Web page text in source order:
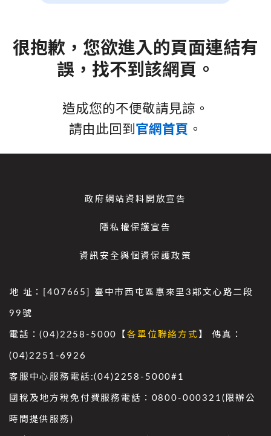
很抱歉，您欲進入的頁面連結有
誤，找不到該網頁。
造成您的不便敬請見諒。
請由此回到官網首頁 。
政府網站資料開放宣告
隱私權保護宣告
資訊安全與個資保護政策
地 址：[407665] 臺中市西屯區惠來里3鄰文心路二段
99號
電話：(04)2258-5000【各單位聯絡方式 】 傳真：
(04)2251-6926
客服中心服務電話:(04)2258-5000#1
國稅及地方稅免付費服務電話：0800-000321(限辦公
時間提供服務)